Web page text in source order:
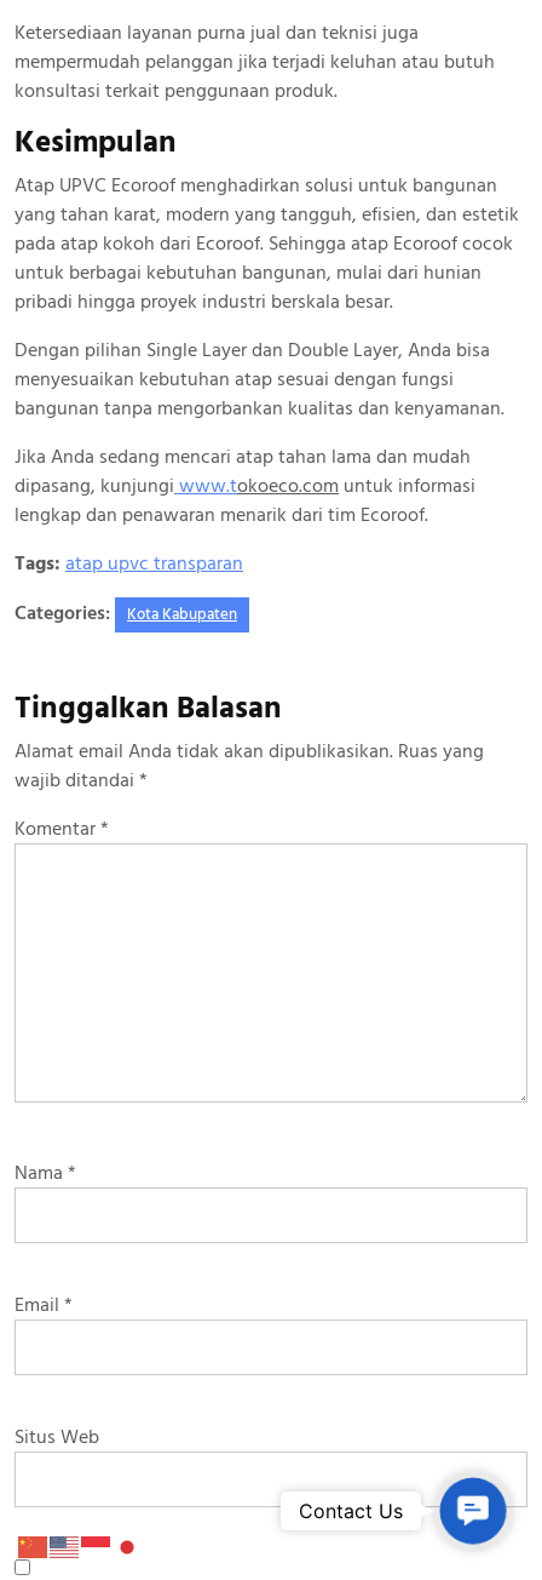
Ketersediaan layanan purna jual dan teknisi juga
mempermudah pelanggan jika terjadi keluhan atau butuh
konsultasi terkait penggunaan produk.
Kesimpulan
Atap UPVC Ecoroof menghadirkan solusi untuk bangunan
yang tahan karat, modern yang tangguh, efisien, dan estetik
pada atap kokoh dari Ecoroof. Sehingga atap Ecoroof cocok
untuk berbagai kebutuhan bangunan, mulai dari hunian
pribadi hingga proyek industri berskala besar.
Dengan pilihan Single Layer dan Double Layer, Anda bisa
menyesuaikan kebutuhan atap sesuai dengan fungsi
bangunan tanpa mengorbankan kualitas dan kenyamanan.
Jika Anda sedang mencari atap tahan lama dan mudah
dipasang, kunjungi www.tokoeco.com untuk informasi
lengkap dan penawaran menarik dari tim Ecoroof.
Tags: atap upvc transparan
Categories:
Kota Kabupaten
Tinggalkan Balasan
Alamat email Anda tidak akan dipublikasikan. Ruas yang
wajib ditandai *
Komentar*
Nama *
Email *
Situs Web
Contact Us